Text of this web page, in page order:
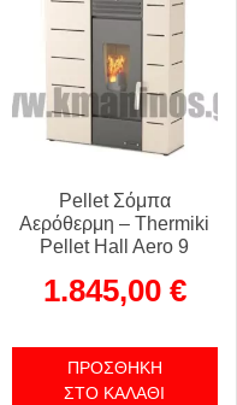
Pellet Σόμπα
Αερόθερμη – Thermiki
Pellet Hall Aero 9
1.845,00 €
ΠΡΟΣΘΉΚΗ
ΣΤΟ ΚΑΛΆΘΙ